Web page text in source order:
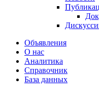
Объявления
О нас
Аналитика
Справочник
База данных